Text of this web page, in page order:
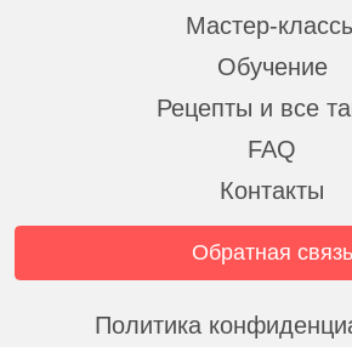
Мастер-
Обучение
Рецепты и все
FAQ
Контакты
Обратная связь
Политика